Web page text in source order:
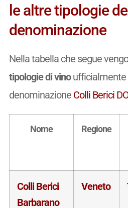
le altre tipologie
denominazione
Nella tabella che segue
tipologie di vinoufficialmente
denominazione Colli Berici
Nome Regione
Colli Berici
Barbarano
Veneto